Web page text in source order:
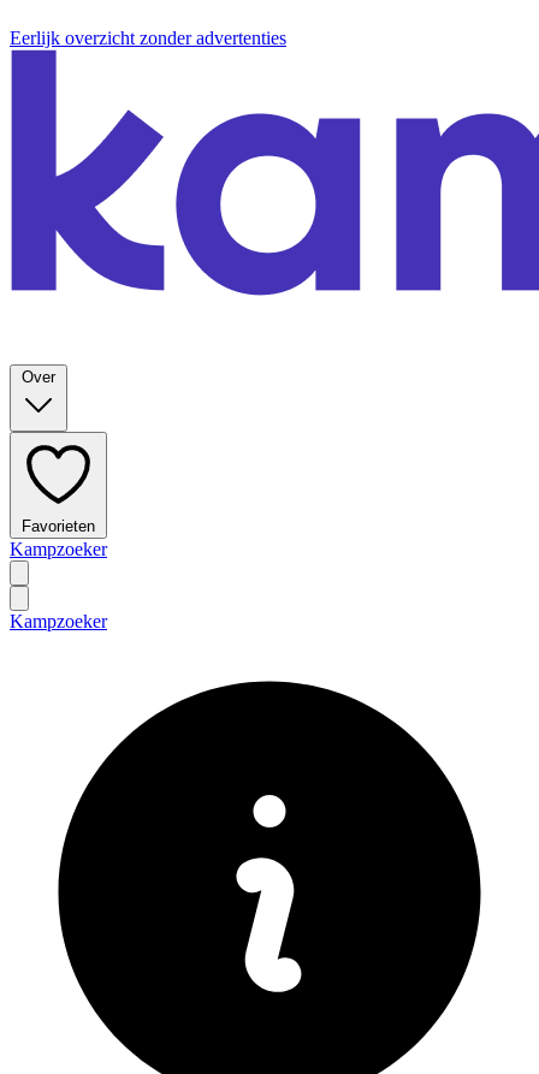
Eerlijk overzicht zonder advertenties
Over
Favorieten
Kampzoeker
Kampzoeker